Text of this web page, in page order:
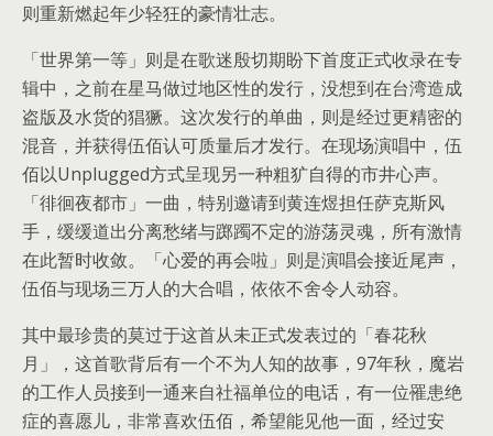
则重新燃起年少轻狂的豪情壮志。
「世界第一等」则是在歌迷殷切期盼下首度正式收录在专
辑中，之前在星马做过地区性的发行，没想到在台湾造成
盗版及水货的猖獗。这次发行的单曲，则是经过更精密的
混音，并获得伍佰认可质量后才发行。在现场演唱中，伍
佰以Unplugged方式呈现另一种粗犷自得的市井心声。
「徘徊夜都市」一曲，特别邀请到黄连煜担任萨克斯风
手，缓缓道出分离愁绪与踯躅不定的游荡灵魂，所有激情
在此暂时收敛。「心爱的再会啦」则是演唱会接近尾声，
伍佰与现场三万人的大合唱，依依不舍令人动容。
其中最珍贵的莫过于这首从未正式发表过的「春花秋
月」，这首歌背后有一个不为人知的故事，97年秋，魔岩
的工作人员接到一通来自社福单位的电话，有一位罹患绝
症的喜愿儿，非常喜欢伍佰，希望能见他一面，经过安